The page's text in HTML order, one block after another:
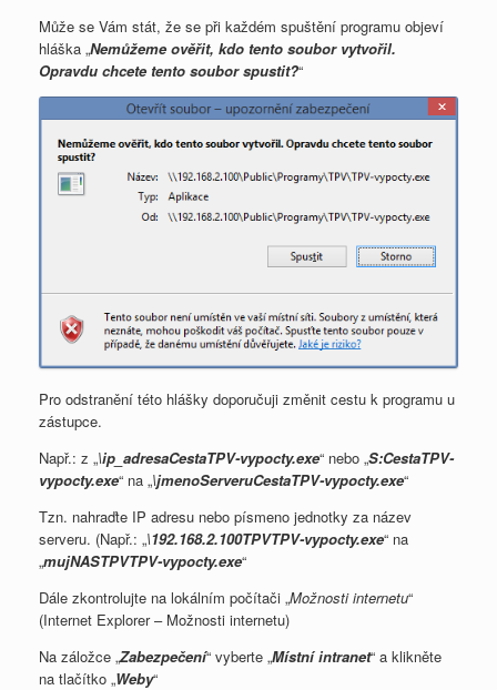
Může se Vám stát, že se při každém spuštění programu objeví
hláška „Nemůžeme ověřit, kdo tento soubor vytvořil.
Opravdu chcete tento soubor spustit?“
Pro odstranění této hlášky doporučuji změnit cestu k programu u
zástupce.
Např.: z „\ip_adresaCestaTPV-vypocty.exe“ nebo „S:CestaTPV-
vypocty.exe“ na „\jmenoServeruCestaTPV-vypocty.exe“
Tzn. nahraďte IP adresu nebo písmeno jednotky za název
serveru. (Např.: „\192.168.2.100TPVTPV-vypocty.exe“ na
„mujNASTPVTPV-vypocty.exe“
Dále zkontrolujte na lokálním počítači „Možnosti internetu“
(Internet Explorer – Možnosti internetu)
Na záložce „Zabezpečení“ vyberte „Místní intranet“ a klikněte
na tlačítko „Weby“